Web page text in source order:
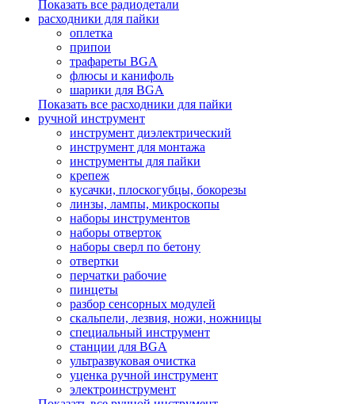
Показать все радиодетали
расходники для пайки
оплетка
припои
трафареты BGA
флюсы и канифоль
шарики для BGA
Показать все расходники для пайки
ручной инструмент
инструмент диэлектрический
инструмент для монтажа
инструменты для пайки
крепеж
кусачки, плоскогубцы, бокорезы
линзы, лампы, микроскопы
наборы инструментов
наборы отверток
наборы сверл по бетону
отвертки
перчатки рабочие
пинцеты
разбор сенсорных модулей
скальпели, лезвия, ножи, ножницы
специальный инструмент
станции для BGA
ультразвуковая очистка
уценка ручной инструмент
электроинструмент